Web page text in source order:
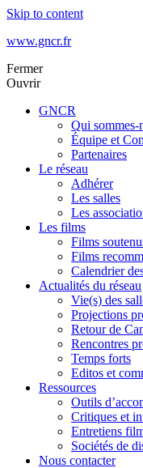
Skip to content
www.gncr.fr
Fermer
Ouvrir
GNCR
Qui sommes-
Équipe et
Partenaires
Le réseau
Adhérer
Les salles
Les
Les films
Films
Films
Calendrier
Actualités du réseau
Vie(s) des
Projections
Retour de
Rencontres
Temps forts
Editos et
Ressources
Outils
Critiques et
Entretiens
Sociétés de
Nous contacter